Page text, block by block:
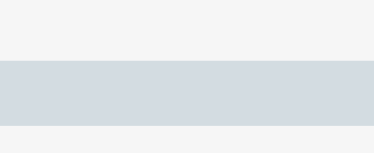
com materiais atóxicos, livres de
o dispositivo com água e sabão